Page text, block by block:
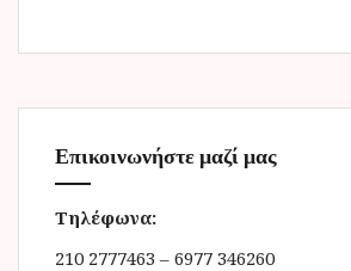
Επικοινωνήστε μαζί μας
Τηλέφωνα:
210 2777463 – 6977 346260